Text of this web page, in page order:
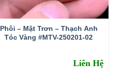
Phôi – Mặt Trơn – Thạch Anh
Tóc Vàng #MTV-250201-02
Liên Hệ